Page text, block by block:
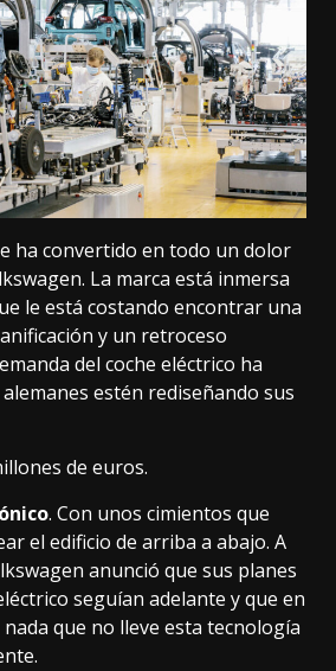
ha convertido en todo un dolor
La marca está inmersa
le está costando encontrar una
y un retroceso
del coche eléctrico ha
estén rediseñando sus
de euros.
. Con unos cimientos que
el edificio de arriba a abajo. A
anunció que sus planes
seguían adelante y que en
que no lleve esta tecnología